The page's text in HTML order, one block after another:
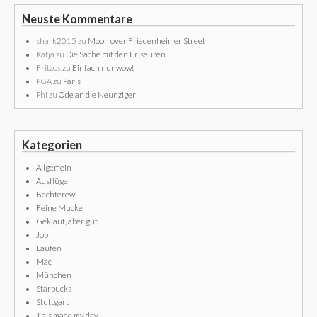
Neuste Kommentare
shark2015 zu Moon over Friedenheimer Street
Katja zu Die Sache mit den Friseuren
Fritzoszu Einfach nur wow!
PGAzu Paris
Phi zu Ode an die Neunziger
Kategorien
Allgemein
Ausflüge
Bechterew
Feine Mucke
Geklaut, aber gut
Job
Laufen
Mac
München
Starbucks
Stuttgart